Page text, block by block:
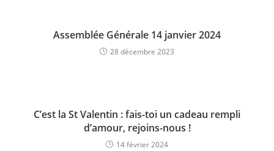
Assemblée Générale 14 janvier 2024
28 décembre 2023
C’est la St Valentin : fais-toi un cadeau rempli
d’amour, rejoins-nous !
14 février 2024